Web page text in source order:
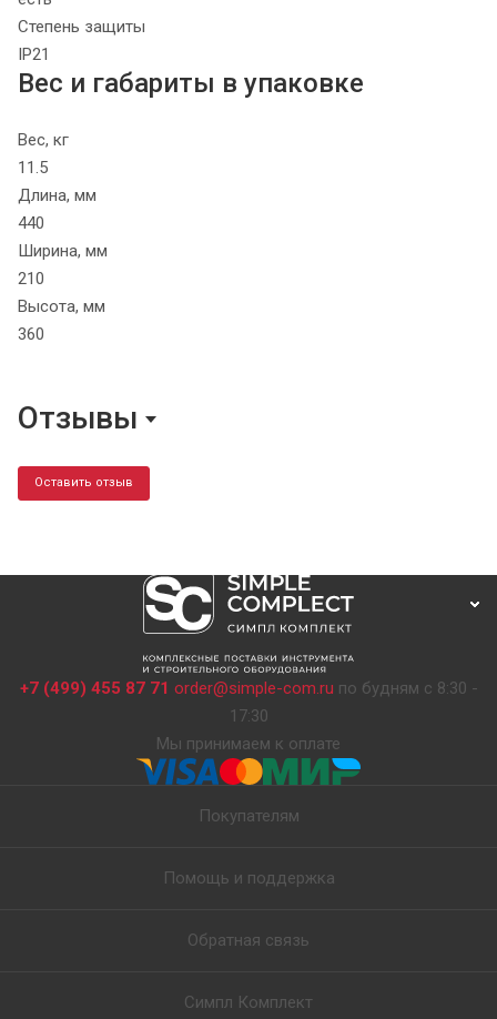
Степень защиты
IP21
Вес и габариты в упаковке
Вес, кг
11.5
Длина, мм
440
Ширина, мм
210
Высота, мм
360
Отзывы
Оставить отзыв
+7 (499) 455 87 71 order@simple-com.ru по будням с 8:30 -
17:30
Мы принимаем к оплате
Покупателям
Помощь и поддержка
Обратная связь
Симпл Комплект